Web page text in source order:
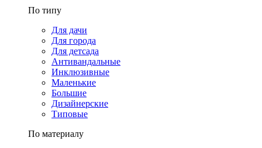
По типу
Для дачи
Для города
Для детсада
Антивандальные
Инклюзивные
Маленькие
Большие
Дизайнерские
Типовые
По материалу